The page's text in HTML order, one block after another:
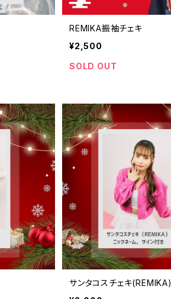
REMIKA振袖チェキ
¥2,500
SOLD OUT
サンタコスチェキ(REMIKA)